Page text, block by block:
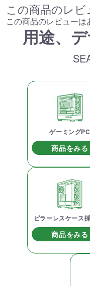
この商品のレビ
この商品のレビューは
用途、
ゲーミングPC
商品をみる
ピラーレスケース
商品をみる